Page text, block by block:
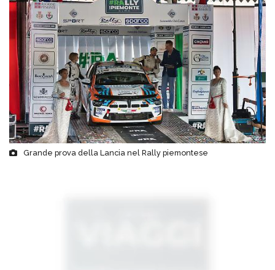
Grande prova della Lancia nel Rally piemontese